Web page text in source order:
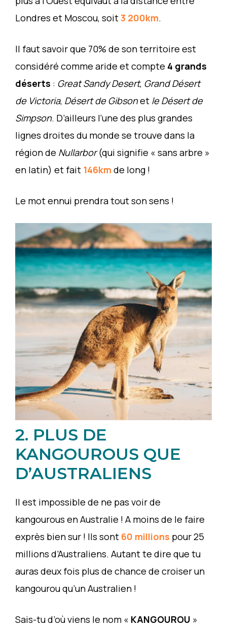
Londres et Moscou, soit3 200km.
Il faut savoir que 70% de son territoire est
considéré comme aride et compte 4 grands
déserts : Great Sandy Desert, Grand Désert
de Victoria, Désert de Gibsonet le Désert de
Simpson. D’ailleurs l’une des plus grandes
lignes droites du monde se trouve dans la
région de Nullarbor(qui signifie « sans arbre »
en latin) et fait 146km de long !
Le mot ennui prendra tout son sens !
2. PLUS DE
KANGOUROUS QUE
D’AUSTRALIENS
Il est impossible de ne pas voir de
kangourous en Australie ! A moins de le faire
exprès bien sur ! Ils sont 60 millions pour 25
millions d’Australiens. Autant te dire que tu
auras deux fois plus de chance de croiser un
kangourou qu’un Australien !
Sais-tu d’où viens le nom « KANGOUROU »